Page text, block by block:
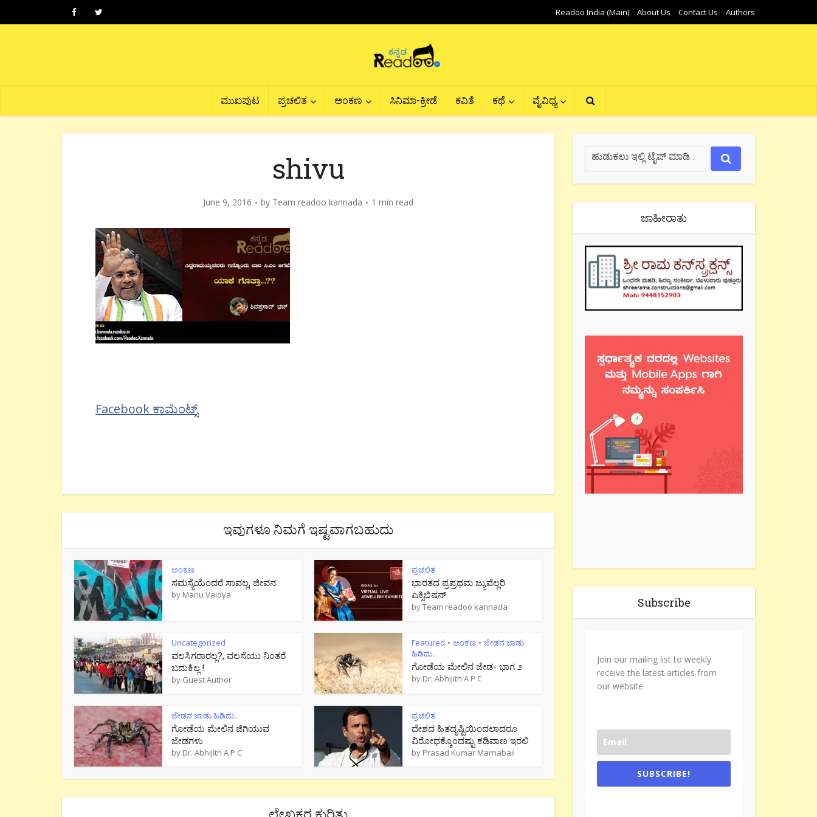
Readoo India (Main) About Us Contact Us Authors
ಮುಖಪುಟ ಪ್ರಚಲಿತ ಅಂಕಣ ಸಿನಿಮಾ-ಕ್ರೀಡೆ ಕವಿತೆ ಕಥೆ ವೈವಿಧ್ಯ
shivu
June 9, 2016 by Team readoo kannada 1 min read
Facebook ಕಾಮೆಂಟ್ಸ್
ಇವುಗಳೂ ನಿಮಗೆ ಇಷ್ಟವಾಗಬಹುದು
ಅಂಕಣ
ಸಮಸ್ಯೆಯೆಂದರೆ ಸಾವಲ್ಲ, ಜೀವನ
by Manu Vaidya
ಪ್ರಚಲಿತ
ಭಾರತದ ಪ್ರಪ್ರಥಮ ಜ್ಯುವೆಲ್ಲರಿ
ಎಕ್ಸಿಬಿಷನ್
byTeam readoo kannada
Uncategorized
ವಲಸಿಗರಾರಲ್ಲ?, ವಲಸೆಯು ನಿಂತರೆ
ಬದುಕಿಲ್ಲ !
by Guest Author
Featured • ಅಂಕಣ • ಜೇಡನ ಜಾಡು
ಹಿಡಿದು..
ಗೋಡೆಯ ಮೇಲಿನ ಜೇಡ- ಭಾಗ ೨
by Dr. Abhijith A P C
ಜೇಡನ ಜಾಡು ಹಿಡಿದು..
ಗೋಡೆಯ ಮೇಲಿನ ಜಿಗಿಯುವ
ಜೇಡಗಳು
by Dr. Abhijith A P C
ಪ್ರಚಲಿತ
ದೇಶದ ಹಿತದೃಷ್ಟಿಯಿಂದಲಾದರೂ
ವಿರೋಧಕ್ಕೊಂದಷ್ಟು ಕಡಿವಾಣ ಇರಲಿ
by Prasad Kumar Marnabail
ಜಾಹೀರಾತು
Subscribe
Join our mailing list to weekly
receive the latest articles from
our website
SUBSCRIBE!